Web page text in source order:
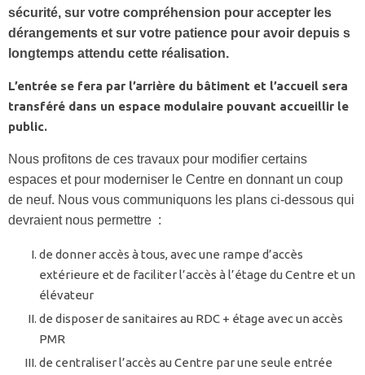
sécurité, sur votre compréhension pour accepter les
dérangements et sur votre patience pour avoir depuis s
longtemps attendu cette réalisation.
L’entrée se fera par l’arrière du bâtiment et l’accueil sera
transféré dans un espace modulaire pouvant accueillir le
public.
Nous profitons de ces travaux pour modifier certains
espaces et pour moderniser le Centre en donnant un coup
de neuf. Nous vous communiquons les plans ci-dessous qui
devraient nous permettre :
de donner accès à tous, avec une rampe d’accès
extérieure et de faciliter l’accès à l’étage du Centre et un
élévateur
de disposer de sanitaires au RDC + étage avec un accès
PMR
de centraliser l’accès au Centre par une seule entrée